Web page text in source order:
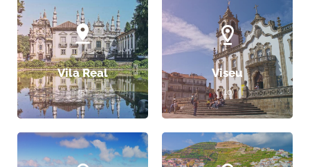
Vila Real
(5)
Viseu
(10)